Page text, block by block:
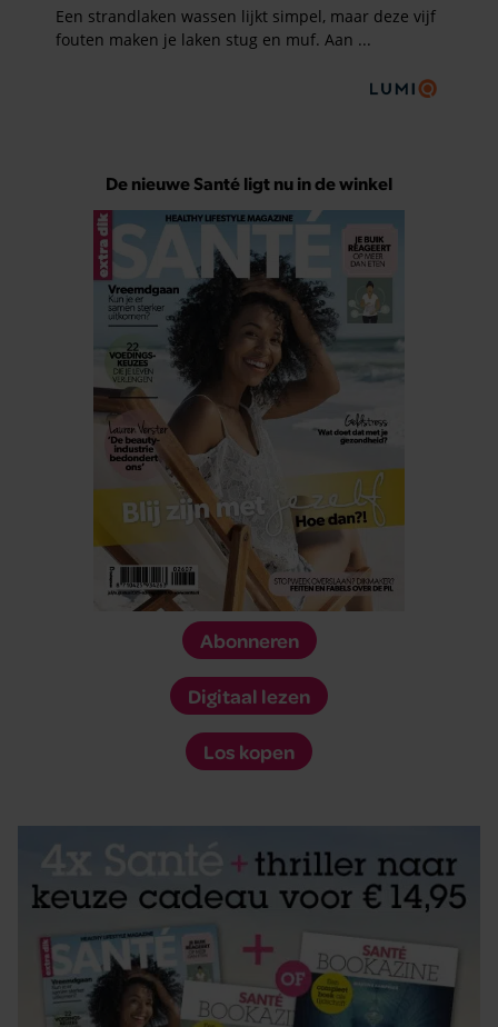
De nieuwe Santé ligt nu in de winkel
Abonneren
Digitaal lezen
Los kopen